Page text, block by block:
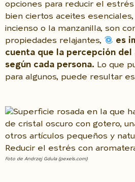
opciones para reducir el estrés
bien ciertos aceites
incienso o la manzanilla, son
propiedades relajantes,
es
cuenta que la percepción del
según cada persona. Lo que
para algunos, puede resultar
Foto de Andrzej Gdula (pexels.com)